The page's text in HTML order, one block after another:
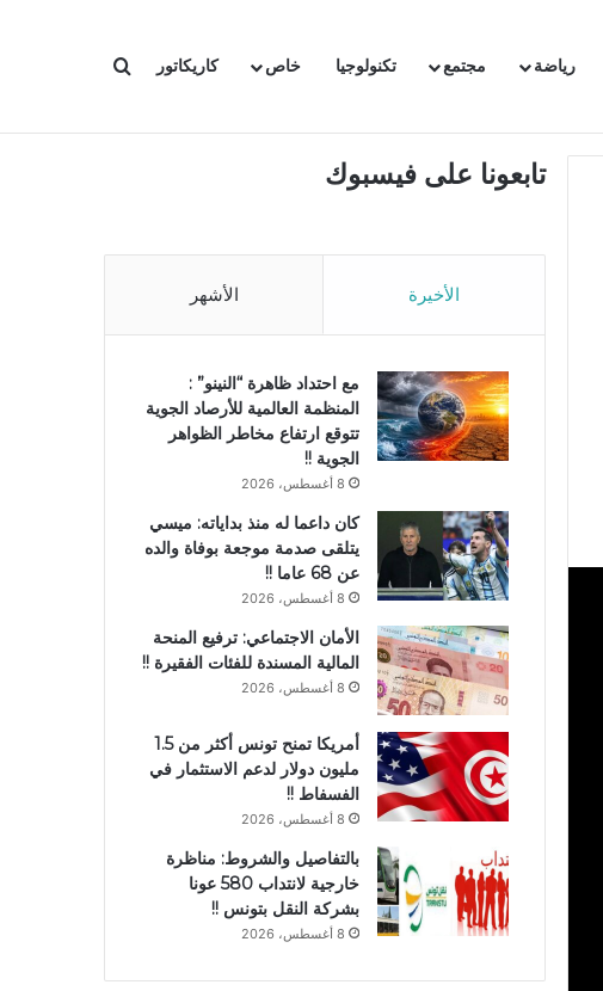
رياضة مجتمع تكنولوجيا خاص كاريكاتور بحث عن
تابعونا على فيسبوك
الأخيرة الأشهر
مع احتداد ظاهرة “النينو” :
المنظمة العالمية للأرصاد الجوية
تتوقع ارتفاع مخاطر الظواهر
الجوية !!
8 أغسطس، 2026
كان داعما له منذ بداياته: ميسي
يتلقى صدمة موجعة بوفاة والده
عن 68 عاما !!
8 أغسطس، 2026
الأمان الاجتماعي: ترفيع المنحة
المالية المسندة للفئات الفقيرة !!
8 أغسطس، 2026
أمريكا تمنح تونس أكثر من 1.5
مليون دولار لدعم الاستثمار في
الفسفاط !!
8 أغسطس، 2026
بالتفاصيل والشروط: مناظرة
خارجية لانتداب 580 عونا
بشركة النقل بتونس !!
8 أغسطس، 2026